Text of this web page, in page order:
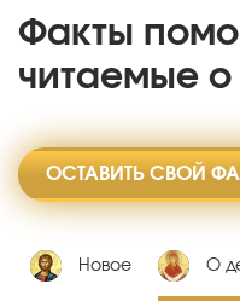
Факты
читаемые о
ОСТАВИТЬ СВОЙ
Новое О